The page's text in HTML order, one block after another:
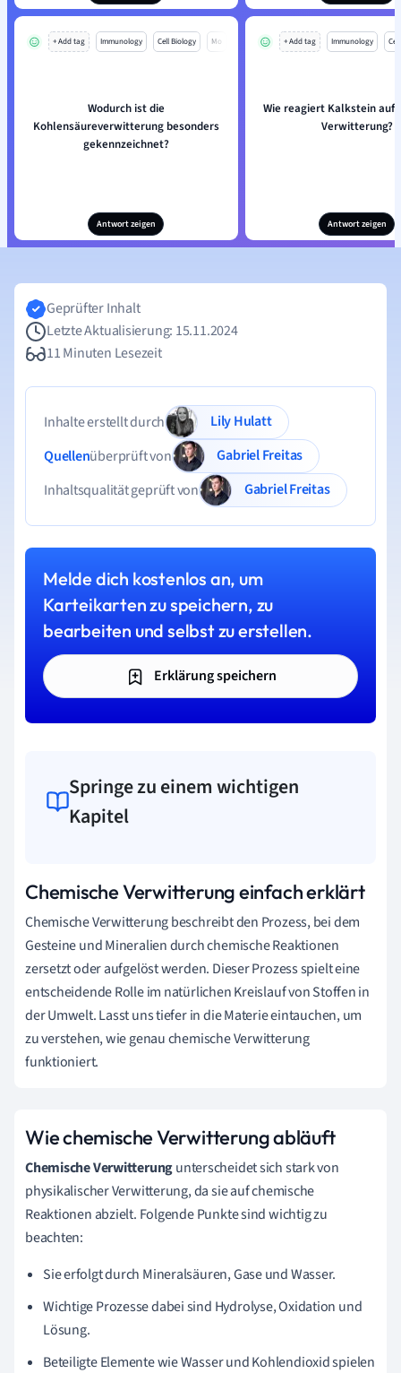
+ Add tag Immunology Cell Biology Mo
Wodurch ist die
Kohlensäureverwitterung besonders
gekennzeichnet?
Antwort zeigen
+ Add tag Immunology
Wie reagiert Kalkstein auf
Verwitterung?
Antwort zeigen
Geprüfter Inhalt
Letzte Aktualisierung: 15.11.2024
11 Minuten Lesezeit
Inhalte erstellt durch
Lily Hulatt
Quellenüberprüft von
Gabriel Freitas
Inhaltsqualität geprüft von
Gabriel Freitas
Melde dich kostenlos an, um
Karteikarten zu speichern, zu
bearbeiten und selbst zu erstellen.
Erklärung speichern
Springe zu einem wichtigen
Kapitel
Chemische Verwitterung einfach erklärt
Chemische Verwitterung beschreibt den Prozess, bei dem
Gesteine und Mineralien durch chemische Reaktionen
zersetzt oder aufgelöst werden. Dieser Prozess spielt eine
entscheidende Rolle im natürlichen Kreislauf von Stoffen in
der Umwelt. Lasst uns tiefer in die Materie eintauchen, um
zu verstehen, wie genau chemische Verwitterung
funktioniert.
Wie chemische Verwitterung abläuft
Chemische Verwitterungunterscheidet sich stark von
physikalischer Verwitterung, da sie auf chemische
Reaktionen abzielt. Folgende Punkte sind wichtig zu
beachten:
Sie erfolgt durch Mineralsäuren, Gase und Wasser.
Wichtige Prozesse dabei sind Hydrolyse, Oxidation und
Lösung.
Beteiligte Elemente wie Wasser und Kohlendioxid spielen